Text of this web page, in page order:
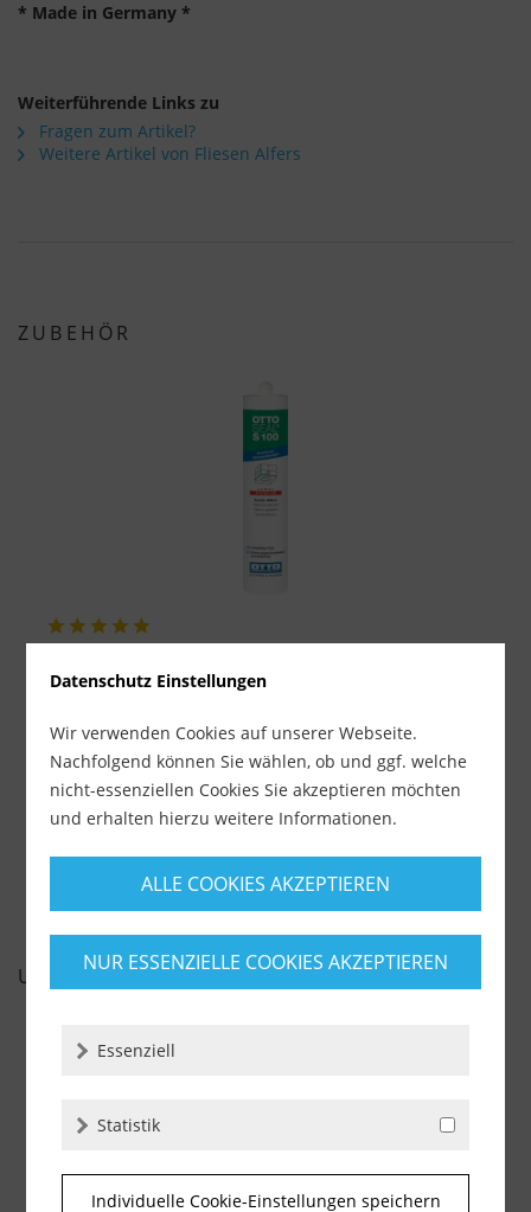
* Made in Germany *
Weiterführende Links zu
Fragen zum Artikel?
Weitere Artikel von Fliesen Alfers
ZUBEHÖR
7,69 €
inkl. MwSt. zzgl. Versandkosten
UNSERE EMPFEHLUNGEN
Datenschutz Einstellungen
Wir verwenden Cookies auf unserer Webseite.
Nachfolgend können Sie wählen, ob und ggf. welche
nicht-essenziellen Cookies Sie akzeptieren möchten
und erhalten hierzu weitere Informationen.
ALLE COOKIES AKZEPTIEREN
NUR ESSENZIELLE COOKIES AKZEPTIEREN
Essenziell
Statistik
Individuelle Cookie-Einstellungen speichern